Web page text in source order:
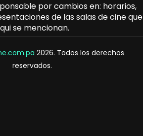
por cambios en: horarios,
de las salas de cine que
se mencionan.
2026. Todos los derechos
reservados.